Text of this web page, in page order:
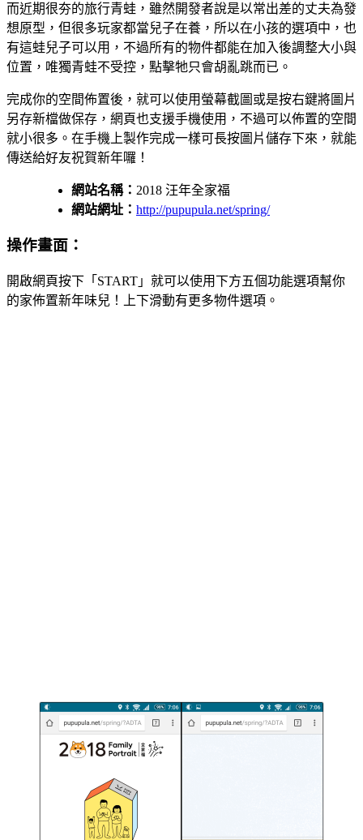
而近期很夯的旅行青蛙，雖然開發者說是以常出差的丈夫為發
想原型，但很多玩家都當兒子在養，所以在小孩的選項中，也
有這蛙兒子可以用，不過所有的物件都能在加入後調整大小與
位置，唯獨青蛙不受控，點擊牠只會胡亂跳而已。
完成你的空間佈置後，就可以使用螢幕截圖或是按右鍵將圖片
另存新檔做保存，網頁也支援手機使用，不過可以佈置的空間
就小很多。在手機上製作完成一樣可長按圖片儲存下來，就能
傳送給好友祝賀新年囉！
網站名稱： 2018 汪年全家福
網站網址： http://pupupula.net/spring/
操作畫面：
開啟網頁按下「START」就可以使用下方五個功能選項幫你
的家佈置新年味兒！上下滑動有更多物件選項。